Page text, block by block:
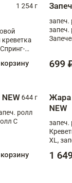
1 254 г
корзину
запеч.
запеч.
699
644 г
ролл
С
корзину
Жара
NEW
запеч.
XL,
1